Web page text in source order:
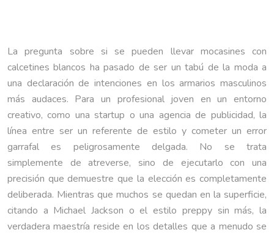
La pregunta sobre si se pueden llevar mocasines con
calcetines blancos ha pasado de ser un tabú de la moda a
una declaración de intenciones en los armarios masculinos
más audaces. Para un profesional joven en un entorno
creativo, como una startup o una agencia de publicidad, la
línea entre ser un referente de estilo y cometer un error
garrafal es peligrosamente delgada. No se trata
simplemente de atreverse, sino de ejecutarlo con una
precisión que demuestre que la elección es completamente
deliberada. Mientras que muchos se quedan en la superficie,
citando a Michael Jackson o el estilo preppy sin más, la
verdadera maestría reside en los detalles que a menudo se